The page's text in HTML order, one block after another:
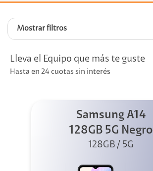
Mostrar filtros
Lleva el Equipo que más te guste
Hasta en 24 cuotas sin interés
Samsung A14
128GB 5G Negro
128GB / 5G